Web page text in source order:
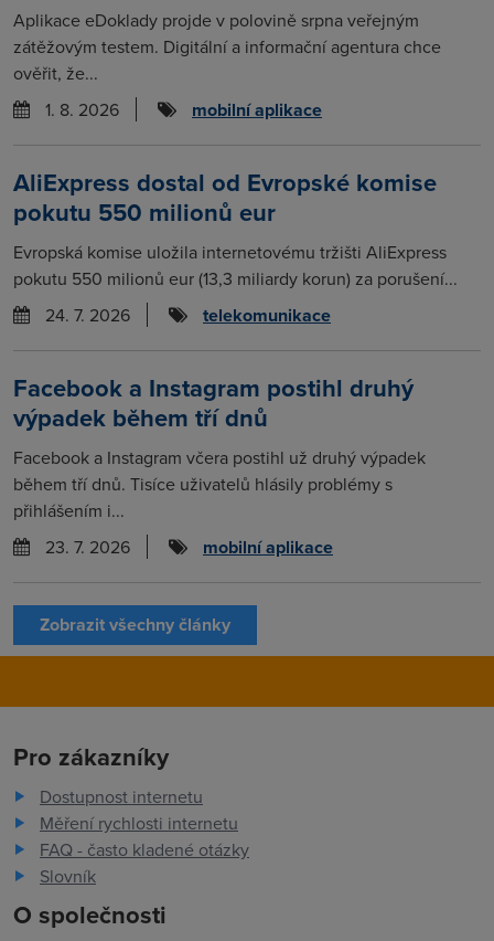
Aplikace eDoklady projde v polovině srpna veřejným
zátěžovým testem. Digitální a informační agentura chce
ověřit, že...
1. 8. 2026
mobilní aplikace
AliExpress dostal od Evropské komise
pokutu 550 milionů eur
Evropská komise uložila internetovému tržišti AliExpress
pokutu 550 milionů eur (13,3 miliardy korun) za porušení...
24. 7. 2026
telekomunikace
Facebook a Instagram postihl druhý
výpadek během tří dnů
Facebook a Instagram včera postihl už druhý výpadek
během tří dnů. Tisíce uživatelů hlásily problémy s
přihlášením i...
23. 7. 2026
mobilní aplikace
Zobrazit všechny články
Pro zákazníky
Dostupnost internetu
Měření rychlosti internetu
FAQ - často kladené otázky
Slovník
O společnosti